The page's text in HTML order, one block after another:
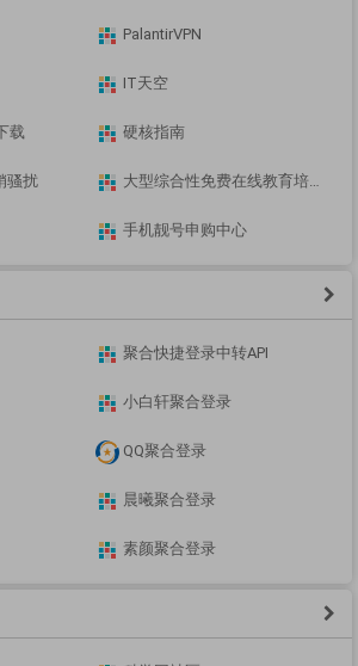
PalantirVPN
IT天空
载 硬核指南
骚扰 大型综合性免费在线教育培训学习
手机靓号申购中心
聚合快捷登录中转API
小白轩聚合登录
QQ聚合登录
晨曦聚合登录
素颜聚合登录